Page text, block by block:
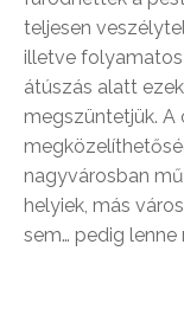
teljesen
illetve folyamatos
átúszás alatt
megszüntetjük. A
nagyvárosban
helyiek, más
sem… pedig lenne